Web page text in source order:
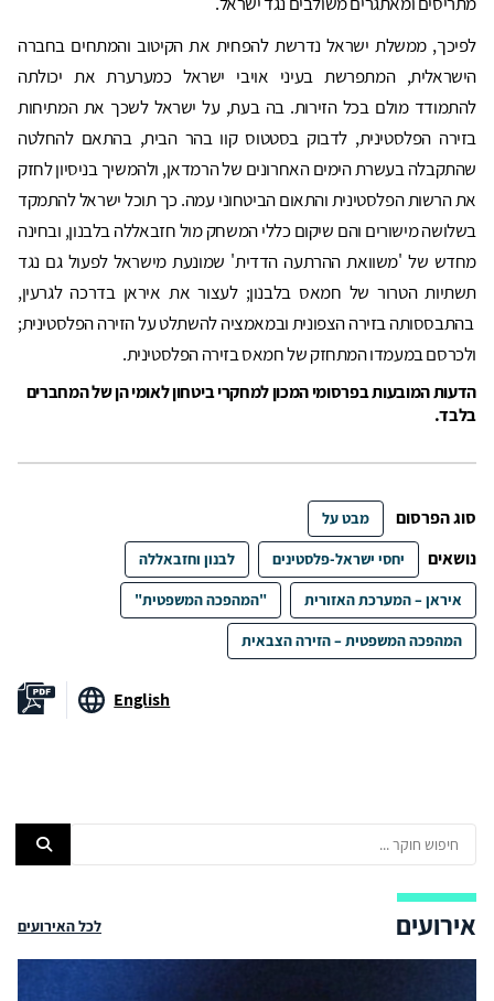
לפיכך, ממשלת ישראל נדרשת להפחית את הקיטוב והמתחים בחברה
הישראלית, המתפרשת בעיני אויבי ישראל כמערערת את יכולתה
להתמודד מולם בכל הזירות. בה בעת, על ישראל לשכך את המתיחות
בזירה הפלסטינית, לדבוק בסטטוס קוו בהר הבית, בהתאם להחלטה
שהתקבלה בעשרת הימים האחרונים של הרמדאן, ולהמשיך בניסיון לחזק
את הרשות הפלסטינית והתאום הביטחוני עמה. כך תוכל ישראל להתמקד
בשלושה מישורים והם שיקום כללי המשחק מול חזבאללה בלבנון, ובחינה
מחדש של 'משוואת ההרתעה הדדית' שמונעת מישראל לפעול גם נגד
תשתיות הטרור של חמאס בלבנון; לעצור את איראן בדרכה לגרעין,
בהתבססותה בזירה הצפונית ובמאמציה להשתלט על הזירה הפלסטינית;
ולכרסם במעמדו המתחזק של חמאס בזירה הפלסטינית.
הדעות המובעות בפרסומי המכון למחקרי ביטחון לאומי הן של המחברים
בלבד.
סוג הפרסום מבט על
נושאים יחסי ישראל-פלסטינים לבנון וחזבאללה
איראן – המערכת האזורית "המהפכה המשפטית"
המהפכה המשפטית – הזירה הצבאית
English
אירועים לכל האירועים